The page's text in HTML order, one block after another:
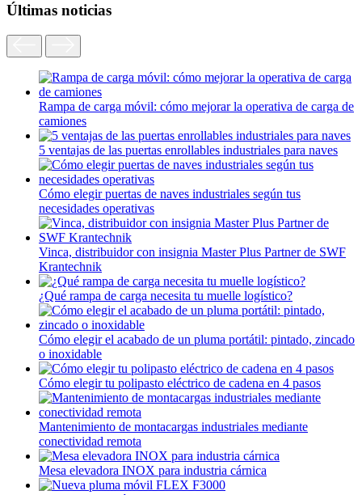
Últimas noticias
Rampa de carga móvil: cómo mejorar la operativa de carga de
camiones
5 ventajas de las puertas enrollables industriales para naves
Cómo elegir puertas de naves industriales según tus
necesidades operativas
Vinca, distribuidor con insignia Master Plus Partner de SWF
Krantechnik
¿Qué rampa de carga necesita tu muelle logístico?
Cómo elegir el acabado de un pluma portátil: pintado, zincado
o inoxidable
Cómo elegir tu polipasto eléctrico de cadena en 4 pasos
Mantenimiento de montacargas industriales mediante
conectividad remota
Mesa elevadora INOX para industria cárnica